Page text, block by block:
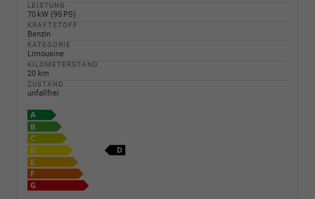
LEISTUNG
70 kW (95 PS)
KRAFTSTOFF
Benzin
KATEGORIE
Limousine
KILOMETERSTAND
20 km
ZUSTAND
unfallfrei